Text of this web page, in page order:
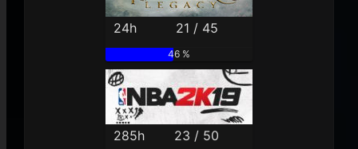
24h 21 / 45
46 %
285h 23 / 50